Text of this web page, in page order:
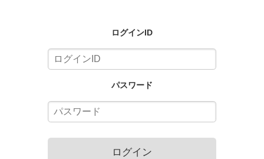
ログインID
パスワード
ログイン